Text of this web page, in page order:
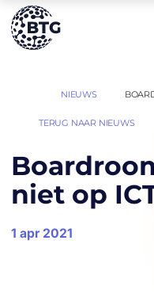
TERUG NAAR NIEUWS
NIEUWS
niet op
1 apr 2021